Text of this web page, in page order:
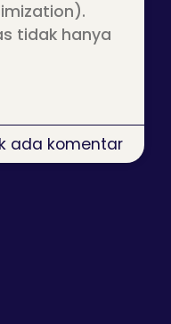
tidak hanya
ada komentar